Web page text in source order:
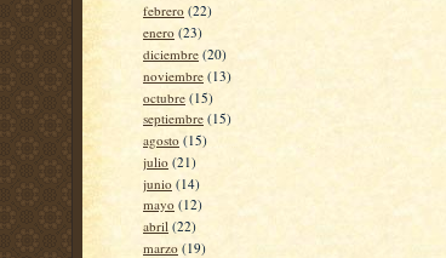
febrero (22)
enero (23)
diciembre (20)
noviembre (13)
octubre (15)
septiembre (15)
agosto (15)
julio (21)
junio (14)
mayo (12)
abril (22)
marzo (19)